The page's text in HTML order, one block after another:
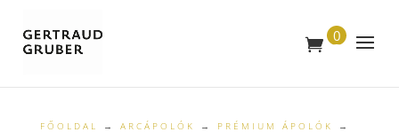
0
T
M
FŐOLDAL → ARCÁPOLÓK → PRÉMIUM ÁPOLÓK
→